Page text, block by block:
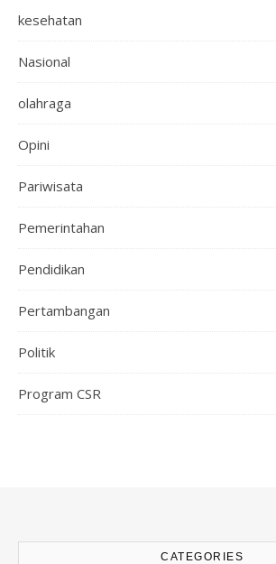
kesehatan
Nasional
olahraga
Opini
Pariwisata
Pemerintahan
Pendidikan
Pertambangan
Politik
Program CSR
CATEGORIES